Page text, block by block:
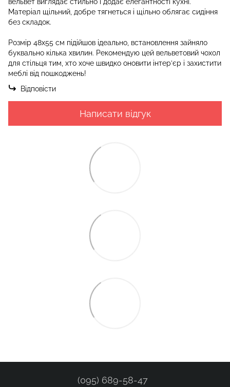
вельвет виглядає стильно і додає елегантності кухні.
Матеріал щільний, добре тягнеться і щільно облягає сидіння
без складок.
Розмір 48x55 см підійшов ідеально, встановлення зайняло
буквально кілька хвилин. Рекомендую цей вельветовий чохол
для стільця тим, хто хоче швидко оновити інтер’єр і захистити
меблі від пошкоджень!
Відповісти
Написати відгук
(095) 689-58-47